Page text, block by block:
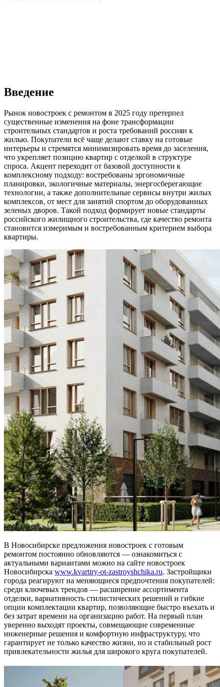
Введение
Рынок новостроек с ремонтом в 2025 году претерпел
существенные изменения на фоне трансформации
строительных стандартов и роста требований россиян к
жилью. Покупатели всё чаще делают ставку на готовые
интерьеры и стремятся минимизировать время до заселения,
что укрепляет позицию квартир с отделкой в структуре
спроса. Акцент переходит от базовой доступности к
комплексному подходу: востребованы эргономичные
планировки, экологичные материалы, энергосберегающие
технологии, а также дополнительные сервисы внутри жилых
комплексов, от мест для занятий спортом до оборудованных
зеленых дворов. Такой подход формирует новые стандарты
российского жилищного строительства, где качество ремонта
становится измеримым и востребованным критерием выбора
квартиры.
В Новосибирске предложения новостроек с готовым
ремонтом постоянно обновляются — ознакомиться с
актуальными вариантами можно на сайте новостроек
Новосибирска www.kvartiry-ot-zastroyshchika.ru. Застройщики
города реагируют на меняющиеся предпочтения покупателей:
среди ключевых трендов — расширение ассортимента
отделки, вариативность стилистических решений и гибкие
опции комплектации квартир, позволяющие быстро въехать и
без затрат времени на организацию работ. На первый план
уверенно выходят проекты, совмещающие современные
инженерные решения и комфортную инфраструктуру, что
гарантирует не только качество жизни, но и стабильный рост
привлекательности жилья для широкого круга покупателей.